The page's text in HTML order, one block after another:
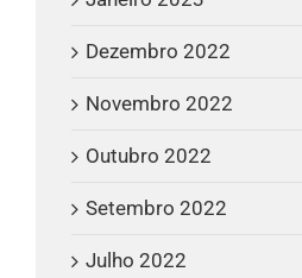
Dezembro 2022
Novembro 2022
Outubro 2022
Setembro 2022
Julho 2022